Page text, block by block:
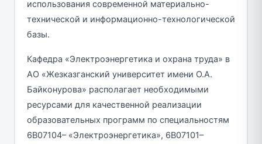
использования современной материально-
технической и информационно-технологической
базы.
Кафедра «Электроэнергетика и охрана труда» в
АО «Жезказганский университет имени О.А.
Байконурова» располагает необходимыми
ресурсами для качественной реализации
образовательных программ по специальностям
6В07104– «Электроэнергетика», 6В07101–